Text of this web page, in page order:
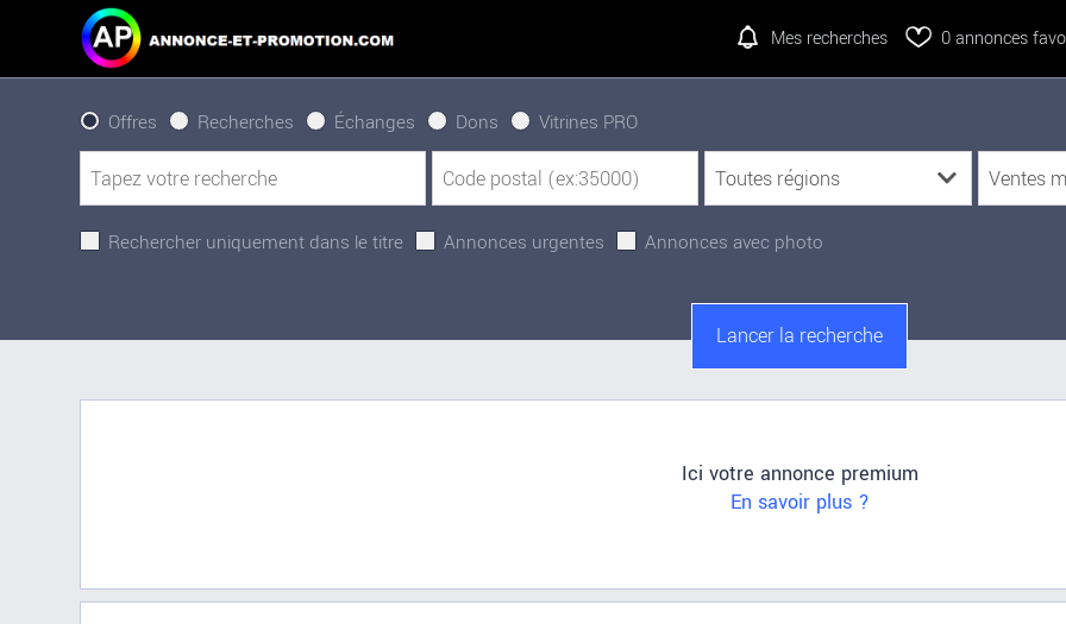
Mes recherches 0annonces
Offres Recherches Échanges Dons Vitrines PRO
Rechercher uniquement dans le titre Annonces urgentes Annonces avec photo
Ici votre annonce premium
En savoir plus ?